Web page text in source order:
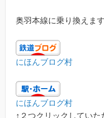
奥羽本線に乗り換えます
にほんブログ村
にほんブログ村
↑２つクリックしてい